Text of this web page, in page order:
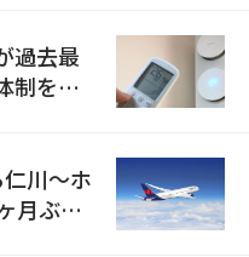
過去最
制を点
川〜ホ
月ぶり